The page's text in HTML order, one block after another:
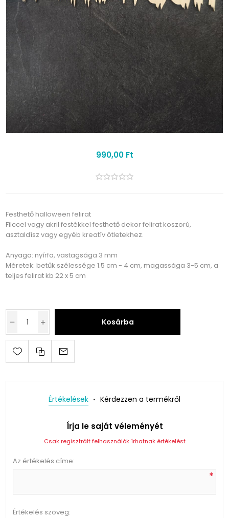
990,00 Ft
Festhető halloween felirat
Filccel vagy akril festékkel festhető dekor felirat koszorú,
asztaldísz vagy egyéb kreatív ötletekhez.
Anyaga: nyírfa, vastagsága 3 mm
Méretek: betűk szélessége 1.5 cm - 4 cm, magassága 3-5 cm, a
teljes felirat kb 22 x 5 cm
Kosárba
Értékelések Kérdezzen a termékről
Írja le saját véleményét
Csak regisztrált felhasználók írhatnak értékelést
Az értékelés címe:
*
Értékelés szöveg: